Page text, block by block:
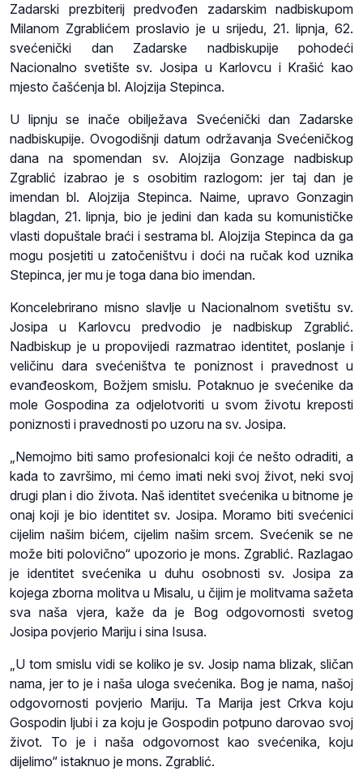
Zadarski prezbiterij predvođen zadarskim nadbiskupom
Milanom Zgrablićem proslavio je u srijedu, 21. lipnja, 62.
svećenički dan Zadarske nadbiskupije pohodeći
Nacionalno svetište sv. Josipa u Karlovcu i Krašić kao
mjesto čašćenja bl. Alojzija Stepinca.
U lipnju se inače obilježava Svećenički dan Zadarske
nadbiskupije. Ovogodišnji datum održavanja Svećeničkog
dana na spomendan sv. Alojzija Gonzage nadbiskup
Zgrablić izabrao je s osobitim razlogom: jer taj dan je
imendan bl. Alojzija Stepinca. Naime, upravo Gonzagin
blagdan, 21. lipnja, bio je jedini dan kada su komunističke
vlasti dopuštale braći i sestrama bl. Alojzija Stepinca da ga
mogu posjetiti u zatočeništvu i doći na ručak kod uznika
Stepinca, jer mu je toga dana bio imendan.
Koncelebrirano misno slavlje u Nacionalnom svetištu sv.
Josipa u Karlovcu predvodio je nadbiskup Zgrablić.
Nadbiskup je u propovijedi razmatrao identitet, poslanje i
veličinu dara svećeništva te poniznost i pravednost u
evanđeoskom, Božjem smislu. Potaknuo je svećenike da
mole Gospodina za odjelotvoriti u svom životu kreposti
poniznosti i pravednosti po uzoru na sv. Josipa.
„Nemojmo biti samo profesionalci koji će nešto odraditi, a
kada to završimo, mi ćemo imati neki svoj život, neki svoj
drugi plan i dio života. Naš identitet svećenika u bitnome je
onaj koji je bio identitet sv. Josipa. Moramo biti svećenici
cijelim našim bićem, cijelim našim srcem. Svećenik se ne
može biti polovično“ upozorio je mons. Zgrablić. Razlagao
je identitet svećenika u duhu osobnosti sv. Josipa za
kojega zborna molitva u Misalu, u čijim je molitvama sažeta
sva naša vjera, kaže da je Bog odgovornosti svetog
Josipa povjerio Mariju i sina Isusa.
„U tom smislu vidi se koliko je sv. Josip nama blizak, sličan
nama, jer to je i naša uloga svećenika. Bog je nama, našoj
odgovornosti povjerio Mariju. Ta Marija jest Crkva koju
Gospodin ljubi i za koju je Gospodin potpuno darovao svoj
život. To je i naša odgovornost kao svećenika, koju
dijelimo“ istaknuo je mons. Zgrablić.